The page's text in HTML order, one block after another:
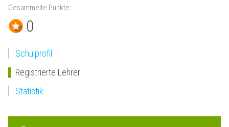
Gesammelte Punkte:
0
Schulprofil
Registrierte Lehrer
Statistik